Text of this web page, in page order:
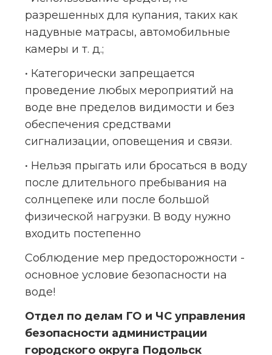
разрешенных для купания, таких как
надувные матрасы, автомобильные
камеры и т. д.;
• Категорически запрещается
проведение любых мероприятий на
воде вне пределов видимости и без
обеспечения средствами
сигнализации, оповещения и связи.
• Нельзя прыгать или бросаться в воду
после длительного пребывания на
солнцепеке или после большой
физической нагрузки. В воду нужно
входить постепенно
Соблюдение мер предосторожности -
основное условие безопасности на
воде!
Отдел по делам ГО и ЧС управления
безопасности администрации
городского округа Подольск